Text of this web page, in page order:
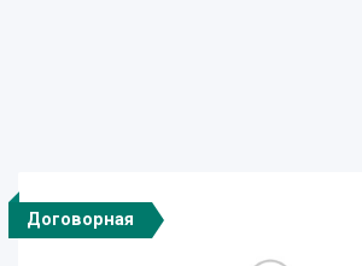
Договорная